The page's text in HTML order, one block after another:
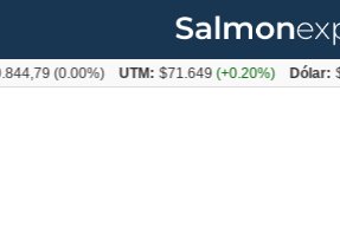
(0.00%) UTM: $71.649(+0.20%) Dólar: